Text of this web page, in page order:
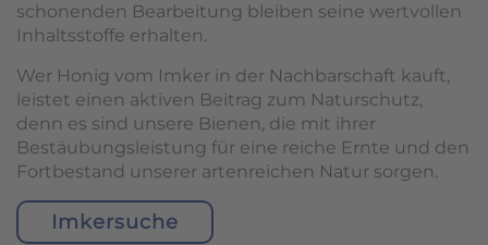
schonenden Bearbeitung bleiben seine wertvollen
Inhaltsstoffe erhalten.
Wer Honig vom Imker in der Nachbarschaft kauft,
leistet einen aktiven Beitrag zum Naturschutz,
denn es sind unsere Bienen, die mit ihrer
Bestäubungsleistung für eine reiche Ernte und den
Fortbestand unserer artenreichen Natur sorgen.
Imkersuche